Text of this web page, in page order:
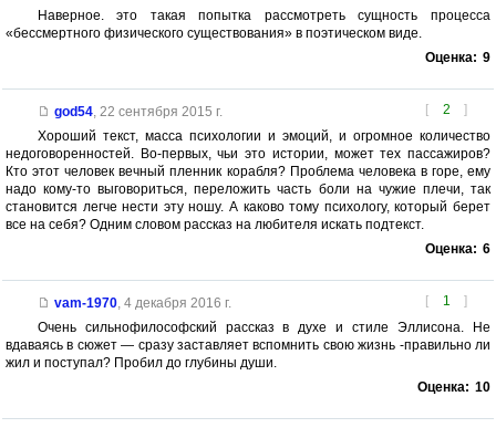
Наверное. это такая попытка рассмотреть сущность процесса
«бессмертного физического существования» в поэтическом виде.
Оценка: 9
[ 2 ]
god54, 22 сентября 2015 г.
Хороший текст, масса психологии и эмоций, и огромное количество
недоговоренностей. Во-первых, чьи это истории, может тех пассажиров?
Кто этот человек вечный пленник корабля? Проблема человека в горе, ему
надо кому-то выговориться, переложить часть боли на чужие плечи, так
становится легче нести эту ношу. А каково тому психологу, который берет
все на себя? Одним словом рассказ на любителя искать подтекст.
Оценка: 6
[ 1 ]
vam-1970, 4 декабря 2016 г.
Очень сильнофилософский рассказ в духе и стиле Эллисона. Не
вдаваясь в сюжет — сразу заставляет вспомнить свою жизнь -правильно ли
жил и поступал? Пробил до глубины души.
Оценка: 10